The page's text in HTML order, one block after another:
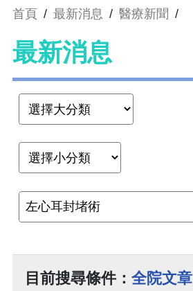
首頁 / 最新消息 / 醫療新聞 /
最新消息
目前搜尋條件： 全院文章